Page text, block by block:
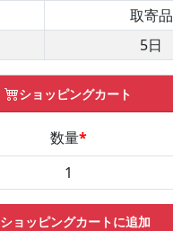
取寄品
5日
ショッピングカート
数量*
ショッピングカートに追加